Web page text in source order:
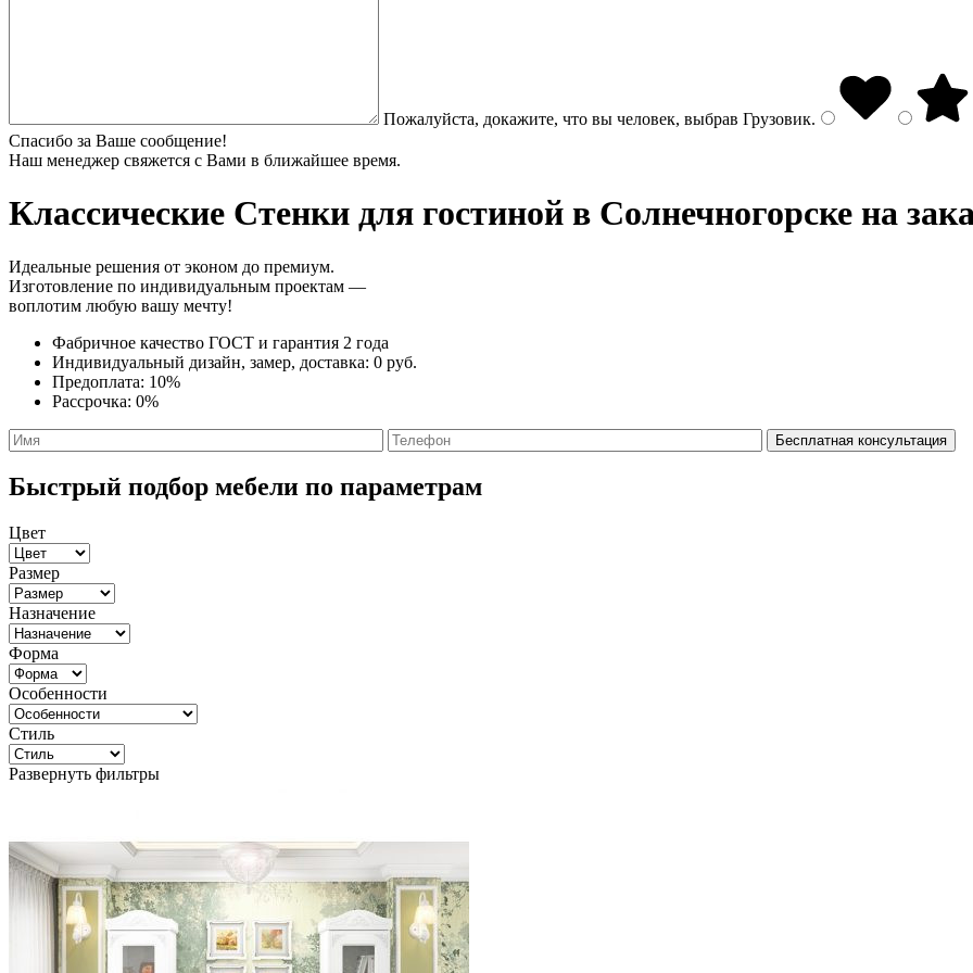
Пожалуйста, докажите, что вы человек, выбрав Грузовик.
Спасибо за Ваше сообщение!
Наш менеджер свяжется с Вами в ближайшее время.
Классические Стенки для гостиной в Солнечногорске на
Идеальные решения от эконом до премиум.
Изготовление по индивидуальным проектам —
воплотим любую вашу мечту!
Фабричное качество ГОСТ и гарантия 2 года
Индивидуальный дизайн, замер, доставка: 0 руб.
Предоплата: 10%
Рассрочка: 0%
Быстрый подбор мебели по параметрам
Цвет
Размер
Назначение
Форма
Особенности
Стиль
Развернуть фильтры